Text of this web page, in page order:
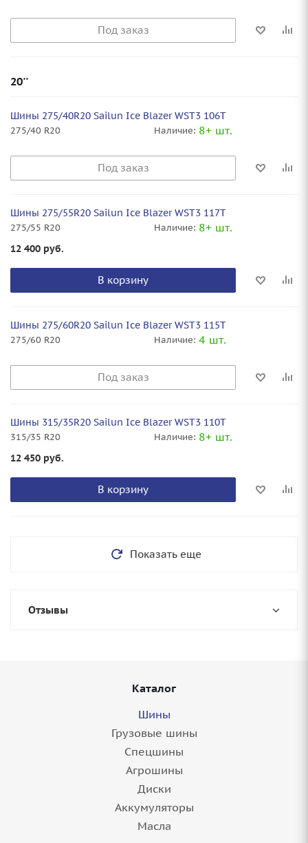
Под заказ
20''
Шины 275/40R20 Sailun Ice Blazer WST3 106T
275/40 R20 Наличие: 8+ шт.
Под заказ
Шины 275/55R20 Sailun Ice Blazer WST3 117T
275/55 R20 Наличие: 8+ шт.
12 400 руб.
В корзину
Шины 275/60R20 Sailun Ice Blazer WST3 115T
275/60 R20 Наличие: 4 шт.
Под заказ
Шины 315/35R20 Sailun Ice Blazer WST3 110T
315/35 R20 Наличие: 8+ шт.
12 450 руб.
В корзину
Показать еще
Отзывы
Каталог
Шины
Грузовые шины
Спецшины
Агрошины
Диски
Аккумуляторы
Масла